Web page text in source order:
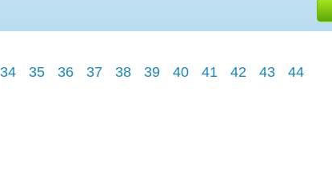
34 35 36 37 38 39 40 41 42 43 44